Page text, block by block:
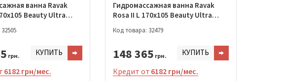
ванна Ravak
Beauty Ultra
грн. КУПИТЬ
6182 грн/мес.
Гидромассажная ванна Ravak
Rosa II L 170х105 Beauty Ultra
(GMSR0819)
Код товара: 32479
148 365 грн. КУПИТЬ
Кредит от 6182 грн/мес.